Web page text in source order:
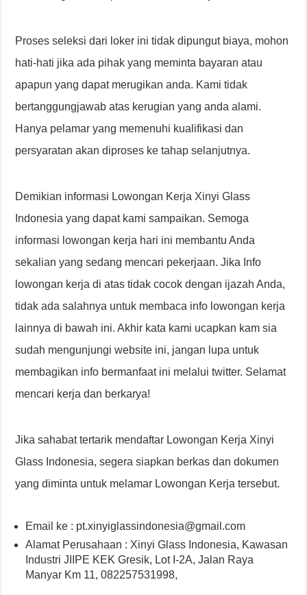
Proses seleksi dari loker ini tidak dipungut biaya, mohon
hati-hati jika ada pihak yang meminta bayaran atau
apapun yang dapat merugikan anda. Kami tidak
bertanggungjawab atas kerugian yang anda alami.
Hanya pelamar yang memenuhi kualifikasi dan
persyaratan akan diproses ke tahap selanjutnya.
Demikian informasi Lowongan Kerja Xinyi Glass
Indonesia yang dapat kami sampaikan. Semoga
informasi lowongan kerja hari ini membantu Anda
sekalian yang sedang mencari pekerjaan. Jika Info
lowongan kerja di atas tidak cocok dengan ijazah Anda,
tidak ada salahnya untuk membaca info lowongan kerja
lainnya di bawah ini. Akhir kata kami ucapkan kam sia
sudah mengunjungi website ini, jangan lupa untuk
membagikan info bermanfaat ini melalui twitter. Selamat
mencari kerja dan berkarya!
Jika sahabat tertarik mendaftar Lowongan Kerja Xinyi
Glass Indonesia, segera siapkan berkas dan dokumen
yang diminta untuk melamar Lowongan Kerja tersebut.
Email ke : pt.xinyiglassindonesia@gmail.com
Alamat Perusahaan : Xinyi Glass Indonesia, Kawasan
Industri JIIPE KEK Gresik, Lot I-2A, Jalan Raya
Manyar Km 11, 082257531998,